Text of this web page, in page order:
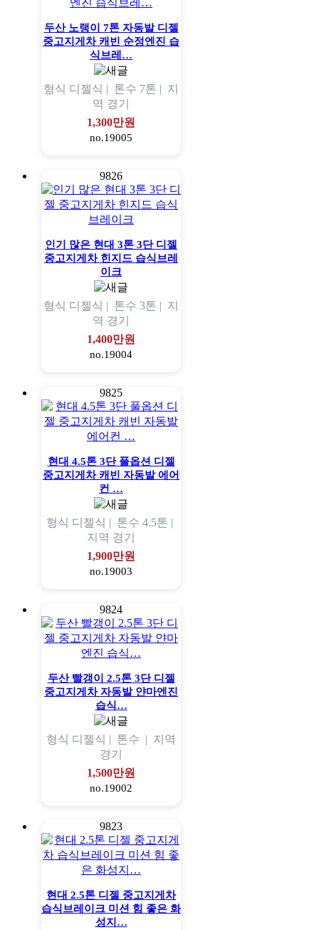
두산 노랭이 7톤 자동발 디젤
중고지게차 캐빈 순정엔진 습
식브레…
형식 디젤식 | 톤수 7톤 | 지
역 경기
1,300만원
no.19005
9826
인기 많은 현대 3톤 3단 디젤
중고지게차 힌지드 습식브레
이크
형식 디젤식 | 톤수 3톤 | 지
역 경기
1,400만원
no.19004
9825
현대 4.5톤 3단 풀옵션 디젤
중고지게차 캐빈 자동발 에어
컨 …
형식 디젤식 | 톤수 4.5톤 |
지역 경기
1,900만원
no.19003
9824
두산 빨갱이 2.5톤 3단 디젤
중고지게차 자동발 얀마엔진
습식…
형식 디젤식 | 톤수 | 지역
경기
1,500만원
no.19002
9823
현대 2.5톤 디젤 중고지게차
습식브레이크 미션 힘 좋은 화
성지…